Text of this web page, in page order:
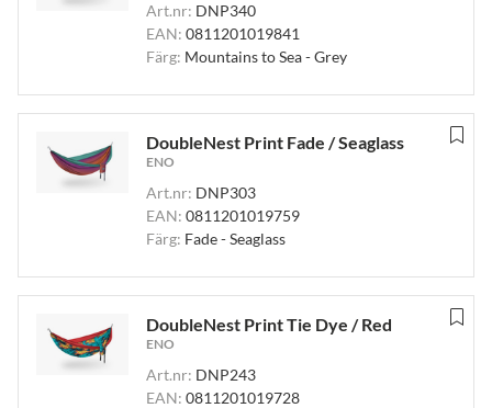
Art.nr: DNP340
EAN: 0811201019841
Färg: Mountains to Sea - Grey
DoubleNest Print Fade / Seaglass
ENO
Art.nr: DNP303
EAN: 0811201019759
Färg: Fade - Seaglass
DoubleNest Print Tie Dye / Red
ENO
Art.nr: DNP243
EAN: 0811201019728